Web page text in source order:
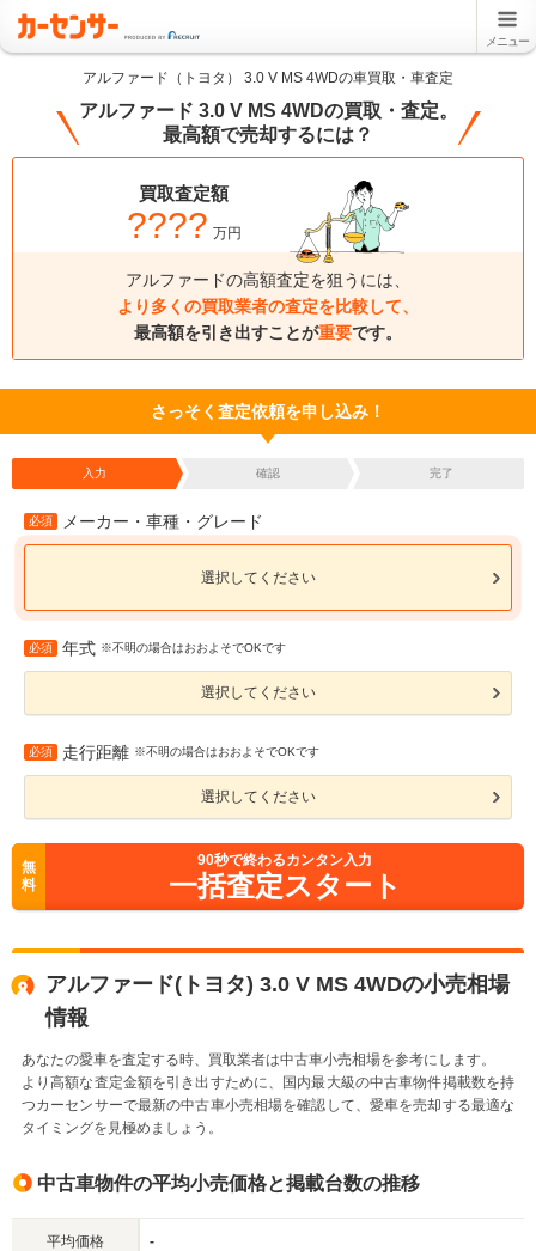
メニュー
アルファード（トヨタ） 3.0 V MS 4WDの車買取・車査定
アルファード 3.0 V MS 4WDの買取・査定。
最高額で売却するには？
買取査定額
???? 万円
アルファードの高額査定を狙うには、
より多くの買取業者の査定を比較して、
最高額を引き出すことが重要です。
さっそく査定依頼を申し込み！
入力 確認 完了
必須 メーカー・車種・グレード
選択してください
必須 年式 ※不明の場合はおおよそでOKです
選択してください
必須 走行距離 ※不明の場合はおおよそでOKです
選択してください
無
料
90秒で終わるカンタン入力
一括査定スタート
アルファード(トヨタ) 3.0 V MS 4WDの小売相場
情報
あなたの愛車を査定する時、買取業者は中古車小売相場を参考にします。
より高額な査定金額を引き出すために、国内最大級の中古車物件掲載数を持
つカーセンサーで最新の中古車小売相場を確認して、愛車を売却する最適な
タイミングを見極めましょう。
中古車物件の平均小売価格と掲載台数の推移
平均価格 -